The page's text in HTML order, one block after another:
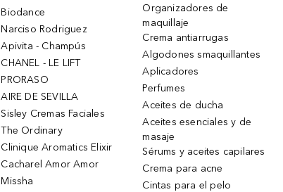
Biodance
Narciso Rodriguez
Apivita - Champús
CHANEL - LE LIFT
PRORASO
AIRE DE SEVILLA
Sisley Cremas Faciales
The Ordinary
Clinique Aromatics Elixir
Cacharel Amor Amor
Missha
Organizadores de
maquillaje
Crema antiarrugas
Algodones smaquillantes
Aplicadores
Perfumes
Aceites de ducha
Aceites esenciales y de
masaje
Sérums y aceites capilares
Crema para acne
Cintas para el pelo